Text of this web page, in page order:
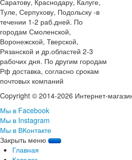
Туле, Серпухову, Подольску -в
течении 1-2 раб.дней. По
городам Смоленской,
Воронежской, Тверской,
Рязанской и др.областей 2-3
рабочих дня. По другим городам
Рф доставка, согласно срокам
почтовых компаний
Copyright © 2014-2026 Интернет-
Мы в Facebook
Мы в Instagram
Мы в ВКонтакте
Закрыть меню
Главная